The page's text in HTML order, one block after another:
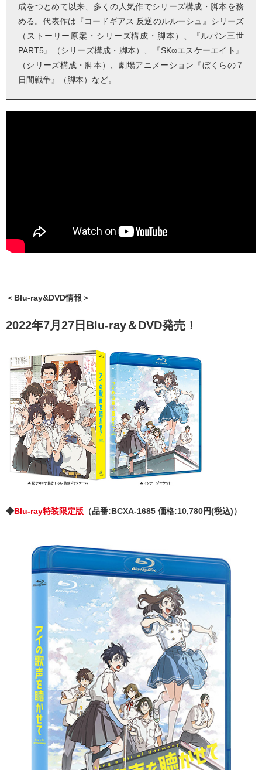
成をつとめて以来、多くの人気作でシリーズ構成・脚本を務
める。代表作は『コードギアス 反逆のルルーシュ』シリーズ
（ストーリー原案・シリーズ構成・脚本）、『ルパン三世
PART5』（シリーズ構成・脚本）、『SK∞エスケーエイト』
（シリーズ構成・脚本）、劇場アニメーション『ぼくらの７
日間戦争』（脚本）など。
＜Blu-ray&DVD情報＞
2022年7月27日Blu-ray＆DVD発売！
◆Blu-ray特装限定版 （品番:BCXA-1685 価格:10,780円(税込)）